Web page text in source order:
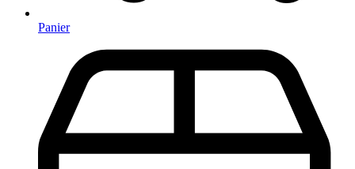
Panier